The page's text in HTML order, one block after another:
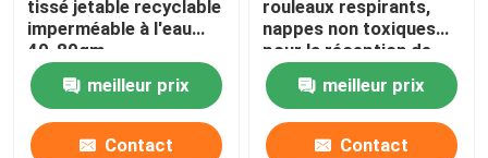
Une serviette de salon jetable
Tissu de lutte contre les mauvaises herbes
tissé jetable recyclable
imperméable à l'eau
40-80gm
meilleur prix
Contact
rouleaux respirants,
nappes non toxiques
pour la réception de
mariage
meilleur prix
Contact